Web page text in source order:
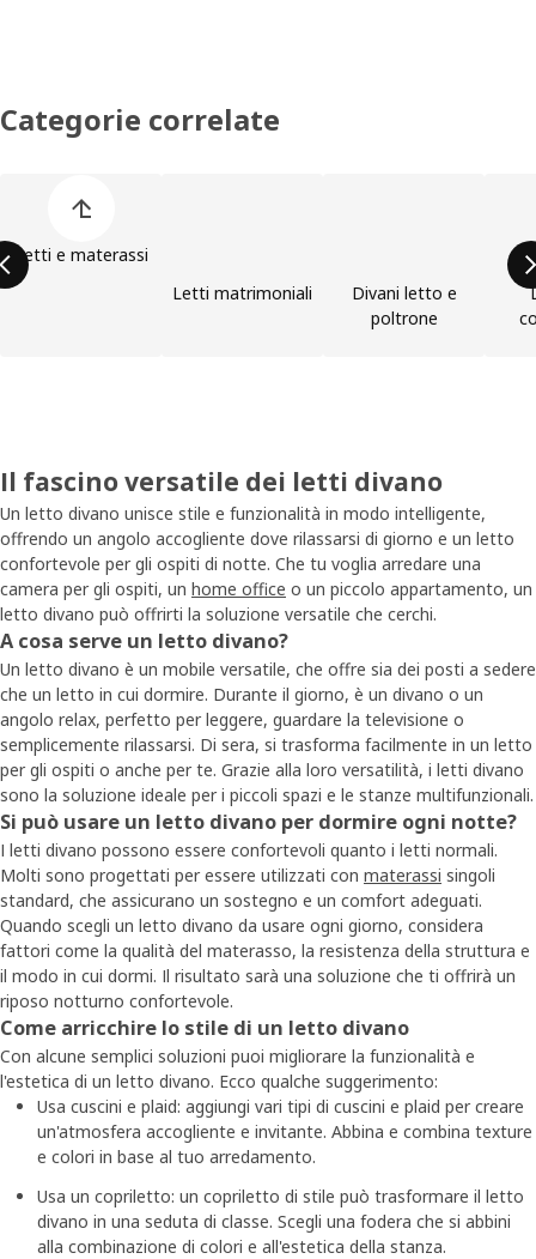
Categorie correlate
Letti e materassi
Letti matrimoniali
Divani letto e
poltrone
Il fascino versatile dei letti divano
Un letto divano unisce stile e funzionalità in modo intelligente,
offrendo un angolo accogliente dove rilassarsi di giorno e un letto
confortevole per gli ospiti di notte. Che tu voglia arredare una
camera per gli ospiti, un home office o un piccolo appartamento, un
letto divano può offrirti la soluzione versatile che cerchi.
A cosa serve un letto divano?
Un letto divano è un mobile versatile, che offre sia dei posti a sedere
che un letto in cui dormire. Durante il giorno, è un divano o un
angolo relax, perfetto per leggere, guardare la televisione o
semplicemente rilassarsi. Di sera, si trasforma facilmente in un letto
per gli ospiti o anche per te. Grazie alla loro versatilità, i letti divano
sono la soluzione ideale per i piccoli spazi e le stanze multifunzionali.
Si può usare un letto divano per dormire ogni notte?
I letti divano possono essere confortevoli quanto i letti normali.
Molti sono progettati per essere utilizzati con materassi singoli
standard, che assicurano un sostegno e un comfort adeguati.
Quando scegli un letto divano da usare ogni giorno, considera
fattori come la qualità del materasso, la resistenza della struttura e
il modo in cui dormi. Il risultato sarà una soluzione che ti offrirà un
riposo notturno confortevole.
Come arricchire lo stile di un letto divano
Con alcune semplici soluzioni puoi migliorare la funzionalità e
l'estetica di un letto divano. Ecco qualche suggerimento:
Usa cuscini e plaid: aggiungi vari tipi di cuscini e plaid per creare
un'atmosfera accogliente e invitante. Abbina e combina texture
e colori in base al tuo arredamento.
Usa un copriletto: un copriletto di stile può trasformare il letto
divano in una seduta di classe. Scegli una fodera che si abbini
alla combinazione di colori e all'estetica della stanza.